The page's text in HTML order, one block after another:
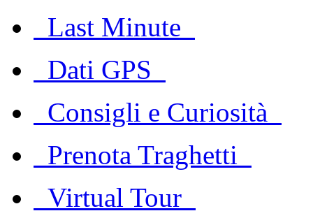
Last Minute
Dati GPS
Consigli e Curiosità
Prenota Traghetti
Virtual Tour